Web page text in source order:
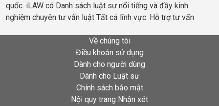
quốc. iLAW có Danh sách luật sư nổi tiếng và đầy kinh
nghiệm chuyên tư vấn luật Tất cả lĩnh vực. Hỗ trợ tư vấn
Về chúng tôi
Điều khoản sử dụng
Dành cho người dùng
Dành cho Luật sư
Chính sách bảo mật
Nội quy trang Nhận xét